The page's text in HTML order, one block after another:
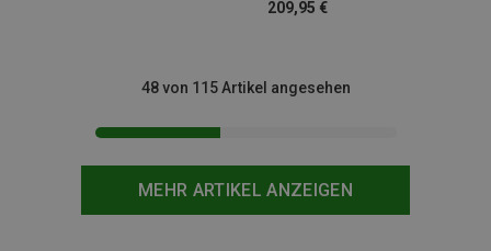
209,95 €
MEHR ARTIKEL ANZEIGEN
48 von 115 Artikel angesehen